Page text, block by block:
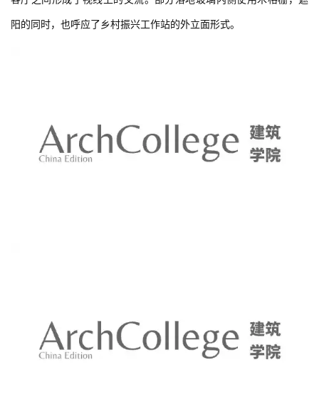
阳的同时，也呼应了乡村振兴工作站的外立面形式。